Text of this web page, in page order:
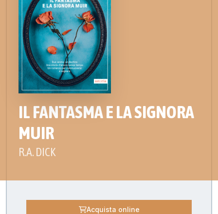
IL FANTASMA E LA SIGNORA
MUIR
R.A. DICK
Acquista online